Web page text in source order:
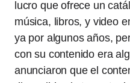
lucro que ofrece un
música, libros, y video
ya por algunos años,
con su contenido era
anunciaron que el